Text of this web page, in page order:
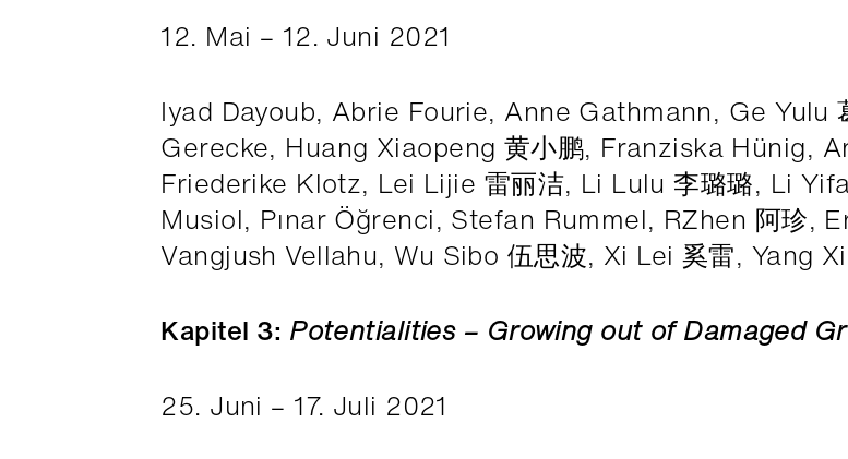
12. Mai – 12. Juni 2021
Iyad Dayoub, Abrie Fourie, Anne Gathmann, Ge Yulu
Gerecke, Huang Xiaopeng 黄小鹏, Franziska Hünig,
Friederike Klotz, Lei Lijie 雷丽洁, Li Lulu 李璐璐, Li
Musiol, Pınar Öğrenci, Stefan Rummel, RZhen 阿珍,
Vangjush Vellahu, Wu Sibo 伍思波, Xi Lei 奚雷, Yang
Kapitel 3: Potentialities – Growing out of Damaged
25. Juni – 17. Juli 2021